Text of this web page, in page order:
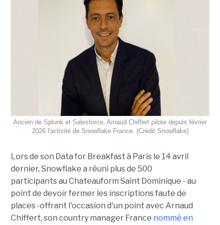
Ancien de Splunk et Salesforce, Arnaud Chiffert pilote depuis février
2026 l'activité de Snowflake France. (Crédit Snowflake)
Lors de son Data for Breakfast à Paris le 14 avril
dernier, Snowflake a réuni plus de 500
participants au Chateauform Saint Dominique - au
point de devoir fermer les inscriptions faute de
places -offrant l'occasion d'un point avec Arnaud
Chiffert, son country manager France nommé en